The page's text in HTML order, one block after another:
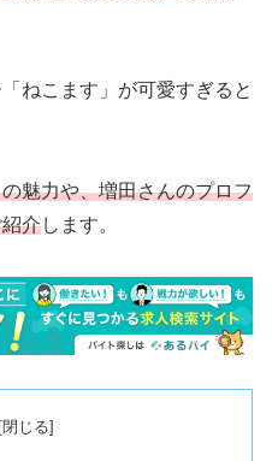
ねこます」が可愛すぎると
魅力や、増田さんのプロフ
介します。